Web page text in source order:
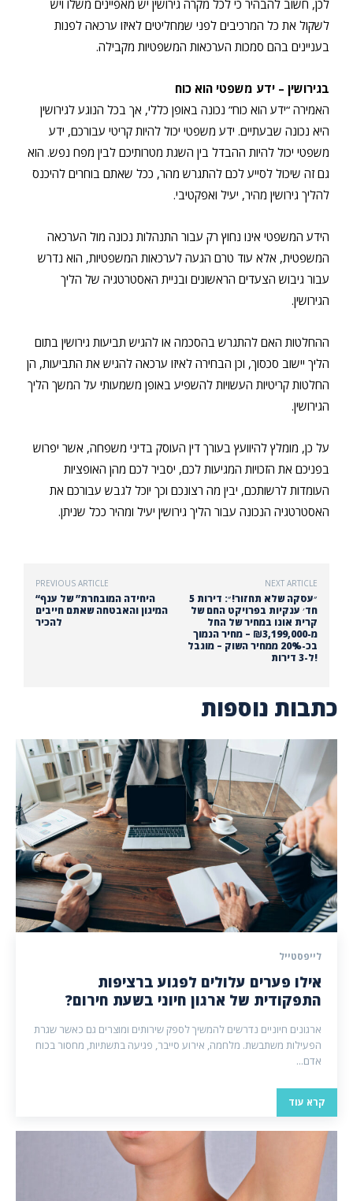
לכן, חשוב להבהיר כי לכל מקרה גירושין יש מאפיינים משלו ויש
לשקול את כל המרכיבים לפני שמחליטים לאיזו ערכאה לפנות
בעניינים בהם סמכות הערכאות המשפטיות מקבילה.
בגירושין – ידע משפטי הוא כוח
האמירה “ידע הוא כוח” נכונה באופן כללי, אך בכל הנוגע לגירושין
היא נכונה שבעתיים. ידע משפטי יכול להיות קריטי עבורכם, ידע
משפטי יכול להיות ההבדל בין השגת מטרותיכם לבין מפח נפש. הוא
גם זה שיכול לסייע לכם להתגרש מהר, ככל שאתם בוחרים להיכנס
להליך גירושין מהיר, יעיל ואפקטיבי.
הידע המשפטי אינו נחוץ רק עבור התנהלות נכונה מול הערכאה
המשפטית, אלא עוד טרם הגעה לערכאות המשפטיות, הוא נדרש
עבור גיבוש הצעדים הראשונים ובניית האסטרטגיה של הליך
הגירושין.
ההחלטות האם להתגרש בהסכמה או להגיש תביעות גירושין בתום
הליך יישוב סכסוך, וכן הבחירה לאיזו ערכאה להגיש את התביעות, הן
החלטות קריטיות העשויות להשפיע באופן משמעותי על המשך הליך
הגירושין.
על כן, מומלץ להיוועץ בעורך דין העוסק בדיני משפחה, אשר יפרוש
בפניכם את הזכויות המגיעות לכם, יסביר לכם מהן האופציות
העומדות לרשותכם, יבין מה רצונכם וכך יוכל לגבש עבורכם את
האסטרטגיה הנכונה עבור הליך גירושין יעיל ומהיר ככל שניתן.
PREVIOUS ARTICLE
“היחידה המובחרת” של ענף
המיגון והאבטחה שאתם חייבים
להכיר
NEXT ARTICLE
״עסקה שלא תחזור!״: דירות 5
חד׳ ענקיות בפרויקט החם של
קרית אונו במחיר של החל
מ-₪3,199,000 – מחיר הנמוך
בכ-20% ממחיר השוק – מוגבל
ל-3 דירות!
כתבות נוספות
לייפסטייל
אילו פערים עלולים לפגוע ברציפות
התפקודית של ארגון חיוני בשעת חירום?
ארגונים חיוניים נדרשים להמשיך לספק שירותים ומוצרים גם כאשר שגרת
הפעילות משתבשת. מלחמה, אירוע סייבר, פגיעה בתשתיות, מחסור בכוח
אדם...
קרא עוד